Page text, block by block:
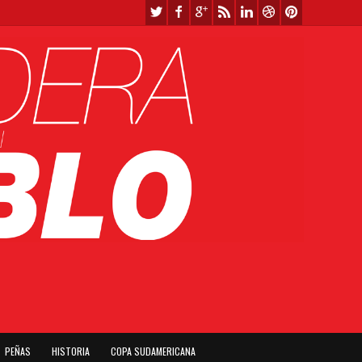
PEÑAS HISTORIA COPA SUDAMERICANA